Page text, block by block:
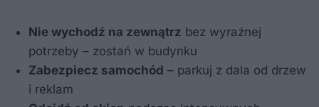
Nie wychodź na zewnątrz bez wyraźnej
potrzeby – zostań w budynku
Zabezpiecz samochód – parkuj z dala od drzew
i reklam